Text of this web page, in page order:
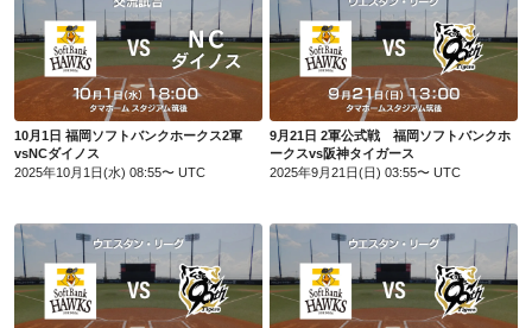
10月1日 福岡ソフトバンクホークス2軍vsNCダイノス
10月1日 福岡ソフトバンクホークス2軍
vsNCダイノス
2025年10月1日(水) 08:55〜 UTC
9月21日 2軍公式戦 福岡ソフトバンクホークスvs阪神タイガース
9月21日 2軍公式戦 福岡ソフトバンクホ
ークスvs阪神タイガース
2025年9月21日(日) 03:55〜 UTC
9月20日 2軍公式戦 福岡ソフトバンクホークスvs阪神タイガース 9月19日 2軍公式戦 福岡ソフトバンクホークスvs阪神タイガース